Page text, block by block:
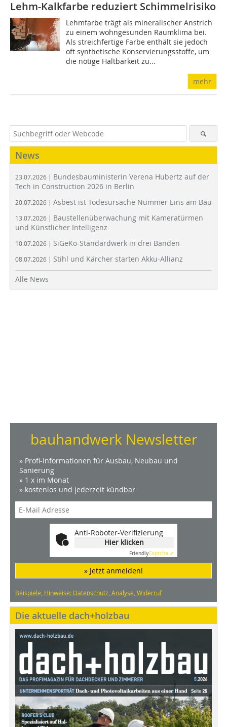
Lehm-Kalkfarbe reduziert Schimmelrisiko
Lehmfarbe trägt als mineralischer Anstrich
zu einem wohngesunden Raumklima bei.
Als streichfertige Farbe enthält sie jedoch
oft synthetische Konservierungsstoffe, um
die nötige Haltbarkeit zu...
mehr
News
23.07.2026 | Bundesbauministerin Verena Hubertz auf der
Tech in Construction 2026 in Berlin
20.07.2026 | Asbest ist Todesursache Nummer Eins am Bau
13.07.2026 | Baustellenüberwachung mit Kameratürmen
und Künstlicher Intelligenz
10.07.2026 | SiGeKo-Standardwerk in drei Bänden
08.07.2026 | Stihl und Kärcher starten Akku-Allianz
Alle News
bauhandwerk Newsletter
» Profi-Informationen für Ausbau, Neubau und
Sanierung
» 1 x im Monat
» kostenlos und jederzeit kündbar
Anti-Roboter-Verifizierung
Hier klicken
FriendlyCaptcha ⇗
» Jetzt anmelden!
Beispiele, Hinweise: Datenschutz, Analyse, Widerruf
Die aktuelle dach+holzbau